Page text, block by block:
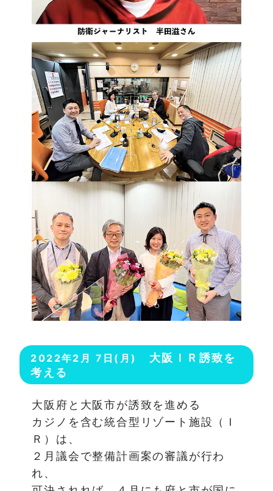
2022年2月 7日(月)
大阪ＩＲ誘致を
考える
大阪府と大阪市が誘致を進める
カジノを含む統合型リゾート施設（Ｉ
Ｒ）は、
２月議会で整備計画案の審議が行わ
れ、